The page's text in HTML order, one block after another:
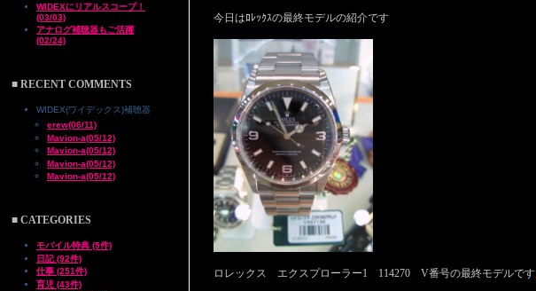
WIDEXにリアルスコープ！
(03/03)
アナログ補聴器もご活躍
(02/24)
■ RECENT COMMENTS
WIDEX(ワイデックス)補聴器
erew(06/11)
Mavion-a(05/12)
Mavion-a(05/12)
Mavion-a(05/12)
Mavion-a(05/12)
■ CATEGORIES
モバイル特典 (5件)
日記 (92件)
仕事 (251件)
育児 (43件)
今日はﾛﾚｯｸｽの最終モデルの紹介です
ロレックス エクスプローラー1 114270 V番号の最終モデルです